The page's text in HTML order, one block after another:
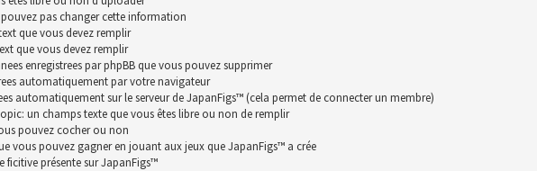
pas changer cette information
que vous devez remplir
que vous devez remplir
enregistrees par phpBB que vous pouvez supprimer
automatiquement par votre navigateur
automatiquement sur le serveur de JapanFigs™ (cela permet de connecter un membre)
un champs texte que vous êtes libre ou non de remplir
pouvez cocher ou non
vous pouvez gagner en jouant aux jeux que JapanFigs™ a crée
ficitive présente sur JapanFigs™